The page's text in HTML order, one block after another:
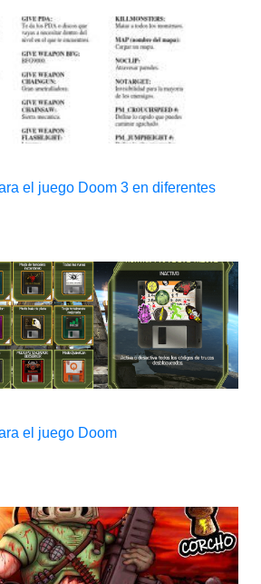
el juego Doom 3 en diferentes
el juego Doom